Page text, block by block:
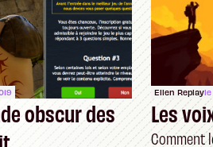
obscur des
Ellen Replayle
Les
Comment